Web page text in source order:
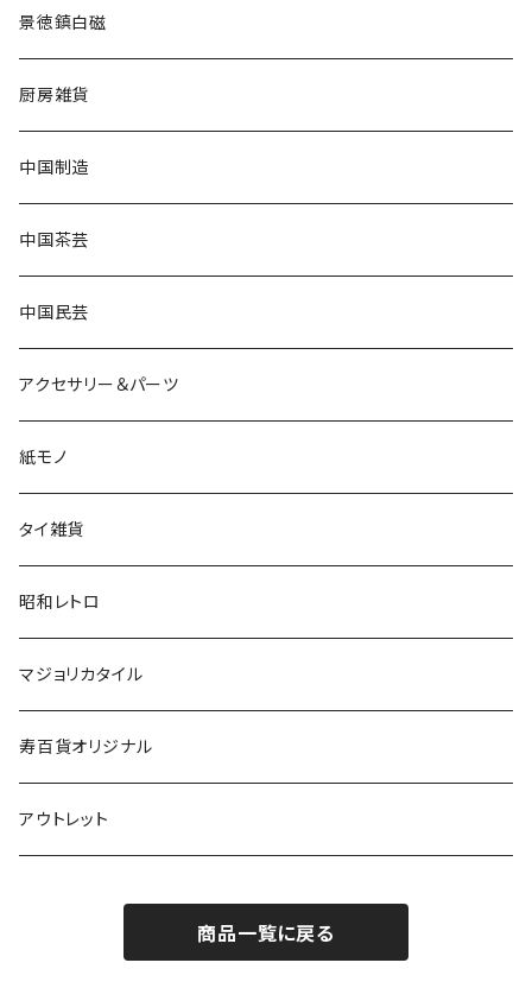
景徳鎮白磁
厨房雑貨
中国制造
中国茶芸
中国民芸
アクセサリー＆パーツ
紙モノ
タイ雑貨
昭和レトロ
マジョリカタイル
寿百貨オリジナル
アウトレット
商品一覧に戻る